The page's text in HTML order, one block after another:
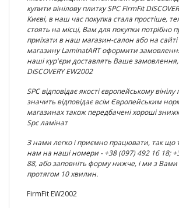
купити вінілову плитку SPCFirmFit
Києві, в наш час покупка стала простіше,
стоять на місці, Вам для покупки потрібно
приїхати в наш магазин-салон або на сайті
магазину LaminatART оформити
наші кур'єри доставлять Ваше замовлення,
DISCOVERY EW2002
SPC відповідає якості європейському вінілу
значить відповідає всім Європейським
магазинах також передбачені хороші
Spc ламінат
З нами легко і приємно працювати, так що
нам на наші номери - +38 (097) 492 16 18;
88, або заповніть форму нижче, і ми з
протягом 10 хвилин.
FirmFit EW2002